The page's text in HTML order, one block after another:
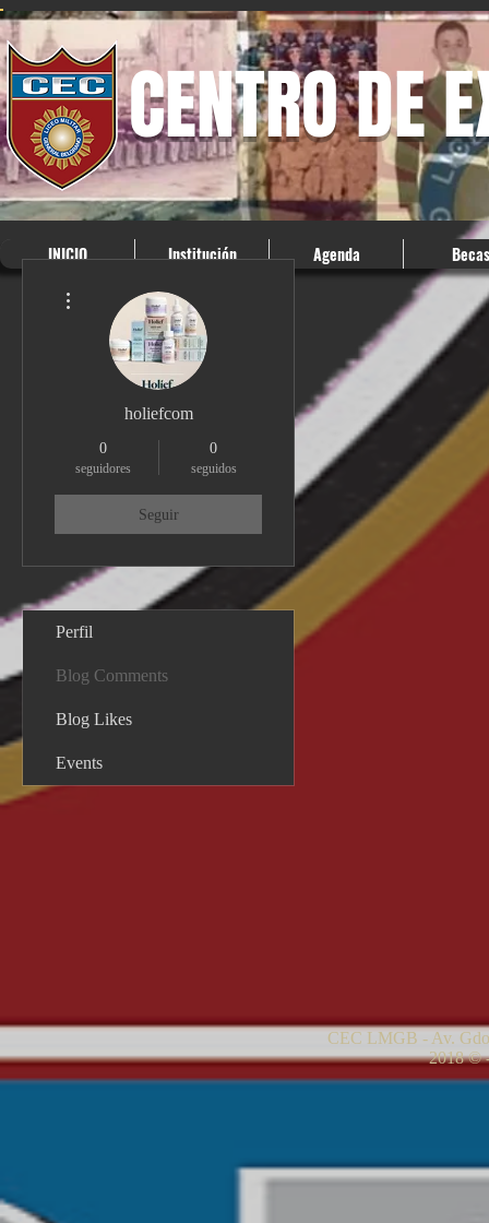
CENTRO DE
INICIO Institución Agenda Becas
holiefcom
0
seguidores
0
seguidos
Seguir
Perfil
Blog Comments
Blog Likes
Events
CEC LMGB - Av.
2018 ©